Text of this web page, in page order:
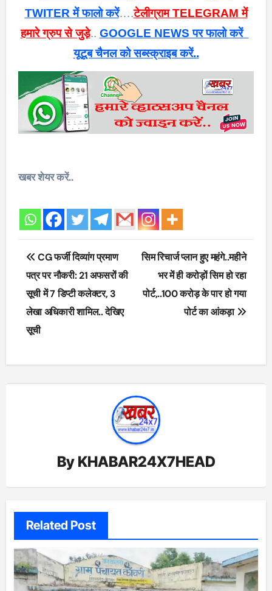
TWITER में फालो करें….टेलीग्राम TELEGRAM में
हमारे ग्रुप से जुड़े.. GOOGLE NEWS पर फालो करें
यूटूब चैनल को सब्स्क्राइब करें..
खबर शेयर करें..
Post
navigation
CG फर्जी दिव्यांग प्रमाण
पत्र पर नौकरी: 21 अफसरों की
सूची में 7 डिप्टी कलेक्टर, 3
लेखा अधिकारी शामिल.. देखिए
सूची
सिम रिचार्ज प्लान हुए महंगे..महीने
भर में ही करोड़ों सिम हो रहा
पोर्ट,..100 करोड़ के पार हो गया
पोर्ट का आंकड़ा
By KHABAR24X7HEAD
Related Post